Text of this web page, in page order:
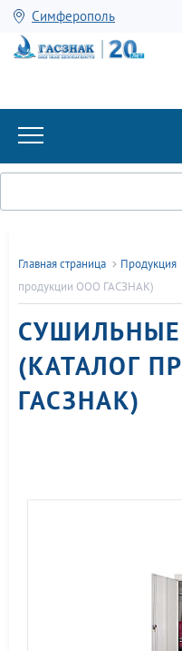
Симферополь
Главная страница Продукция
продукции ООО ГАСЗНАК)
(КАТАЛОГ
ГАСЗНАК)